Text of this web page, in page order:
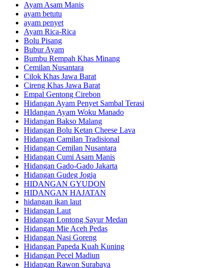
Ayam Asam Manis
ayam betutu
ayam penyet
Ayam Rica-Rica
Bolu Pisang
Bubur Ayam
Bumbu Rempah Khas Minang
Cemilan Nusantara
Cilok Khas Jawa Barat
Cireng Khas Jawa Barat
Empal Gentong Cirebon
Hidangan Ayam Penyet Sambal Terasi
HIdangan Ayam Woku Manado
Hidangan Bakso Malang
Hidangan Bolu Ketan Cheese Lava
Hidangan Camilan Tradisional
Hidangan Cemilan Nusantara
Hidangan Cumi Asam Manis
Hidangan Gado-Gado Jakarta
Hidangan Gudeg Jogja
HIDANGAN GYUDON
HIDANGAN HAJATAN
hidangan ikan laut
Hidangan Laut
Hidangan Lontong Sayur Medan
Hidangan Mie Aceh Pedas
Hidangan Nasi Goreng
Hidangan Papeda Kuah Kuning
Hidangan Pecel Madiun
Hidangan Rawon Surabaya